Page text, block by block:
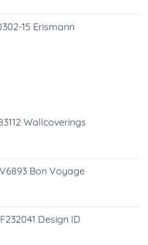
5,99.15 Erismann
Wallcoverings
6,99. Bon Voyage
3,99.
Design ID